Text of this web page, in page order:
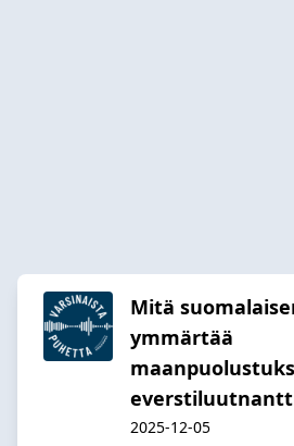
Mitä
ymmärtää
2025-12-05